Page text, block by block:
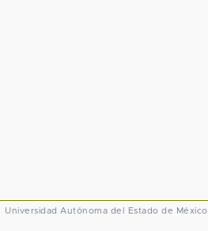
Universidad Autónoma del Estado de México